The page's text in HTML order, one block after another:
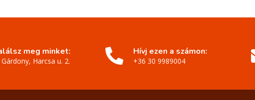
meg minket:
Harcsa u. 2.
Hívj ezen a számon:
+36 30 9989004